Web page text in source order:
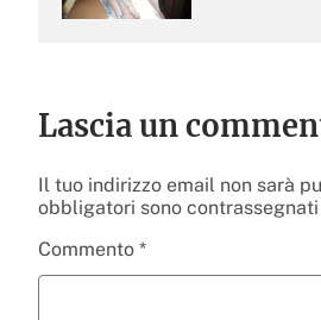
Lascia un
Il tuo indirizzo email non sarà
obbligatori sono contrassegnati
Commento *